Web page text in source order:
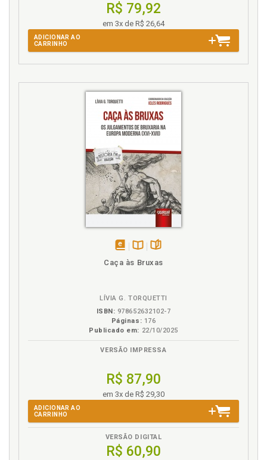
R$ 79,92
em 3x de R$ 26,64
ADICIONAR AO
CARRINHO
em
Caça às Bruxas
LÍVIA G. TORQUETTI
ISBN: 978652632102-7
Páginas: 176
Publicado em: 22/10/2025
VERSÃO IMPRESSA
R$ 87,90
em 3x de R$ 29,30
ADICIONAR AO
CARRINHO
VERSÃO DIGITAL
R$ 60,90